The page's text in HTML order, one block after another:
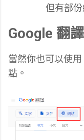
但有部
Google 翻
當然你也可以使用
點。